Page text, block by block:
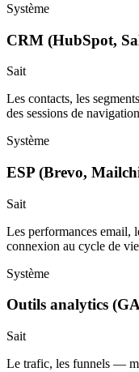
Système
CRM (HubSpot,
Sait
Les contacts, les
des sessions de
Système
ESP (Brevo,
Sait
Les performances email,
connexion au cycle de
Système
Outils analytics
Sait
Le trafic, les funnels —